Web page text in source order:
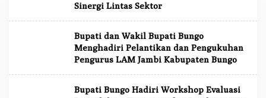
Sinergi Lintas Sektor
Bupati dan Wakil Bupati Bungo
Menghadiri Pelantikan dan Pengukuhan
Pengurus LAM Jambi Kabupaten Bungo
Bupati Bungo Hadiri Workshop Evaluasi